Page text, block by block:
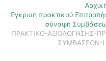
Έγκριση πρακτικού
σύναψη
ΠΡΑΚΤΙΚΟ-ΑΞΙΟΛΟΓΗΣΗΣ-
ΣΥΜΒΑΣΕΩΝ-